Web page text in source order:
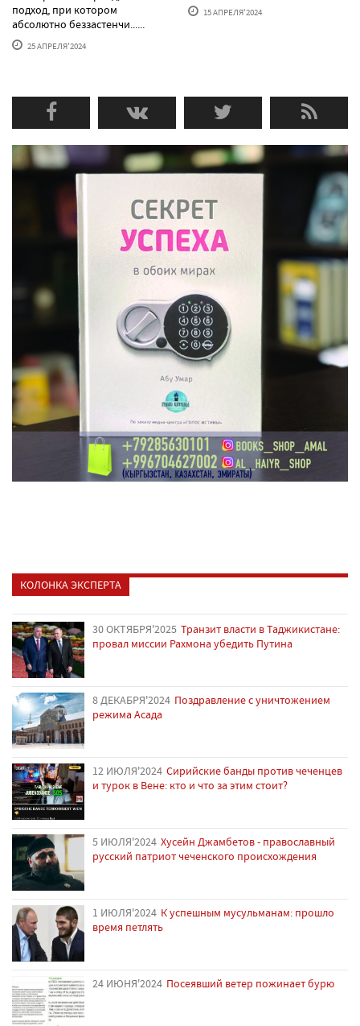
подход, при котором
абсолютно беззастенчи......
25 АПРЕЛЯ'2024
15 АПРЕЛЯ'2024
КОЛОНКА ЭКСПЕРТА
30 ОКТЯБРЯ'2025 Транзит власти в Таджикистане:
провал миссии Рахмона убедить Путина
8 ДЕКАБРЯ'2024 Поздравление с уничтожением
режима Асада
12 ИЮЛЯ'2024 Сирийские банды против чеченцев
и турок в Вене: кто и что за этим стоит?
5 ИЮЛЯ'2024 Хусейн Джамбетов - православный
русский патриот чеченского происхождения
1 ИЮЛЯ'2024 К успешным мусульманам: прошло
время петлять
24 ИЮНЯ'2024 Посеявший ветер пожинает бурю